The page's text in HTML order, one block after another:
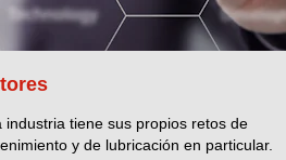
industria tiene sus propios retos de
y de lubricación en particular.